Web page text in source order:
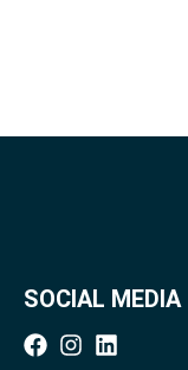
SOCIAL MEDIA